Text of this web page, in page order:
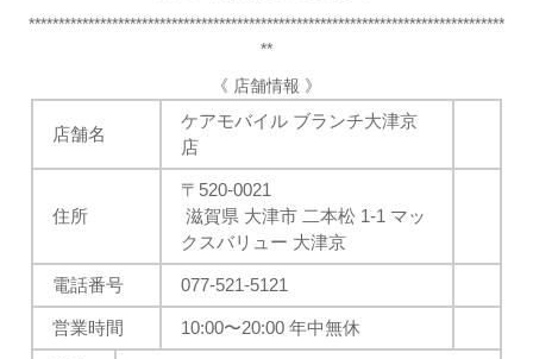
********************************************************************************
**
《 店舗情報 》
店舗名
ケアモバイル ブランチ大津京
店
住所
〒520-0021
滋賀県 大津市 二本松 1-1 マッ
クスバリュー 大津京
電話番号 077-521-5121
営業時間 10:00〜20:00 年中無休